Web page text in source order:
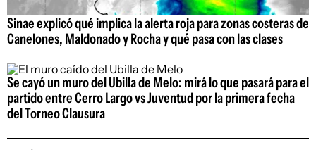
Sinae explicó qué implica la alerta roja para zonas costeras de
Canelones, Maldonado y Rocha y qué pasa con las clases
Se cayó un muro del Ubilla de Melo: mirá lo que pasará para el
partido entre Cerro Largo vs Juventud por la primera fecha
del Torneo Clausura